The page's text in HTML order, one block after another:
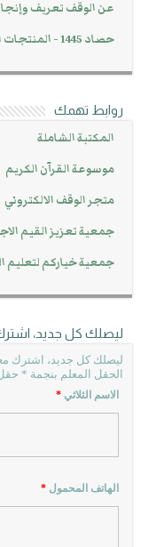
عن الوقف تعريف
حصاد 1445 - المنتجات الوقفية
روابط تهمك
المكتبة الشاملة
موسوعة القرآن الكريم
متجر الوقف الالكتروني
جمعية تعزيز القيم
جمعية خياركم لتعليم
ليصلك كل جديد،
ليصلك كل جديد، اشترك
الحقل المعلم بنجمة *
الاسم الثلاثي *
الهاتف المحمول *